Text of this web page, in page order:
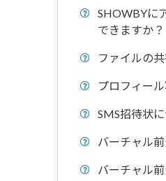
SHOWBYに
できますか？
ファイルの
プロフィー
SMS招待状
バーチャル
バーチャル